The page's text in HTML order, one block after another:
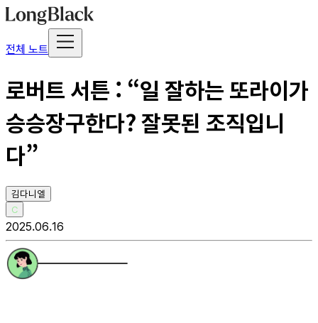
전체 노트
로버트 서튼 : “일 잘하는 또라이가
승승장구한다? 잘못된 조직입니
다”
김다니엘
C
2025.06.16